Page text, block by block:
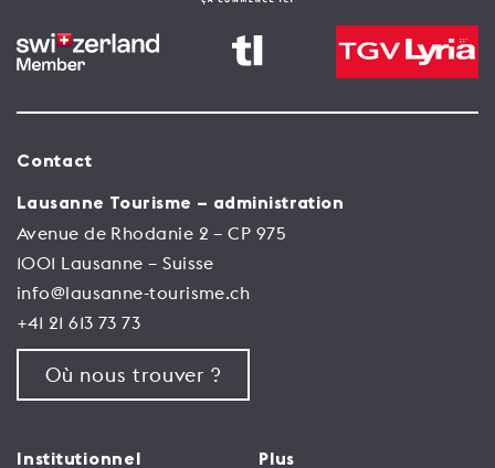
Contact
Lausanne Tourisme – administration
Avenue de Rhodanie 2 – CP 975
1001 Lausanne – Suisse
info@lausanne-tourisme.ch
+41 21 613 73 73
Où nous trouver ?
Institutionnel Plus